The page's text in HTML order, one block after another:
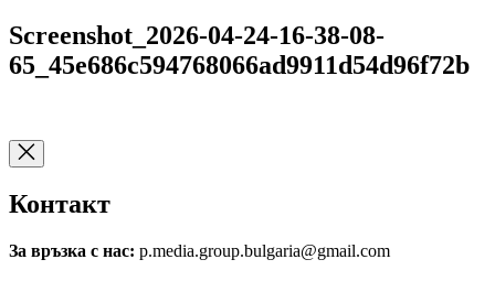
Screenshot_2026-04-24-16-38-08-
65_45e686c594768066ad9911d54d96f72b
Контакт
За връзка с нас: p.media.group.bulgaria@gmail.com